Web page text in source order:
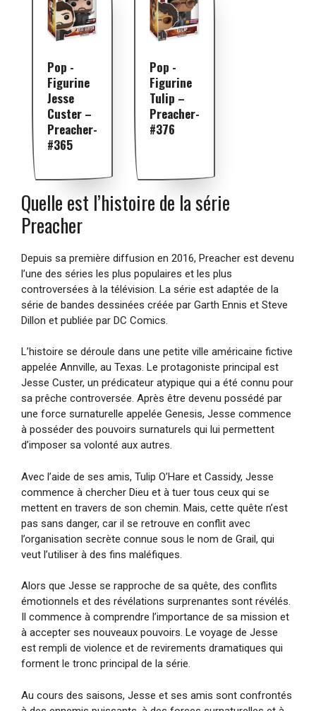
Pop -
Figurine
Jesse
Custer –
Preacher-
#365
Pop -
Figurine
Tulip –
Preacher-
#376
Quelle est l’histoire de la série
Preacher
Depuis sa première diffusion en 2016, Preacher est devenu
l’une des séries les plus populaires et les plus
controversées à la télévision. La série est adaptée de la
série de bandes dessinées créée par Garth Ennis et Steve
Dillon et publiée par DC Comics.
L’histoire se déroule dans une petite ville américaine fictive
appelée Annville, au Texas. Le protagoniste principal est
Jesse Custer, un prédicateur atypique qui a été connu pour
sa prêche controversée. Après être devenu possédé par
une force surnaturelle appelée Genesis, Jesse commence
à posséder des pouvoirs surnaturels qui lui permettent
d’imposer sa volonté aux autres.
Avec l’aide de ses amis, Tulip O’Hare et Cassidy, Jesse
commence à chercher Dieu et à tuer tous ceux qui se
mettent en travers de son chemin. Mais, cette quête n’est
pas sans danger, car il se retrouve en conflit avec
l’organisation secrète connue sous le nom de Grail, qui
veut l’utiliser à des fins maléfiques.
Alors que Jesse se rapproche de sa quête, des conflits
émotionnels et des révélations surprenantes sont révélés.
Il commence à comprendre l’importance de sa mission et
à accepter ses nouveaux pouvoirs. Le voyage de Jesse
est rempli de violence et de revirements dramatiques qui
forment le tronc principal de la série.
Au cours des saisons, Jesse et ses amis sont confrontés